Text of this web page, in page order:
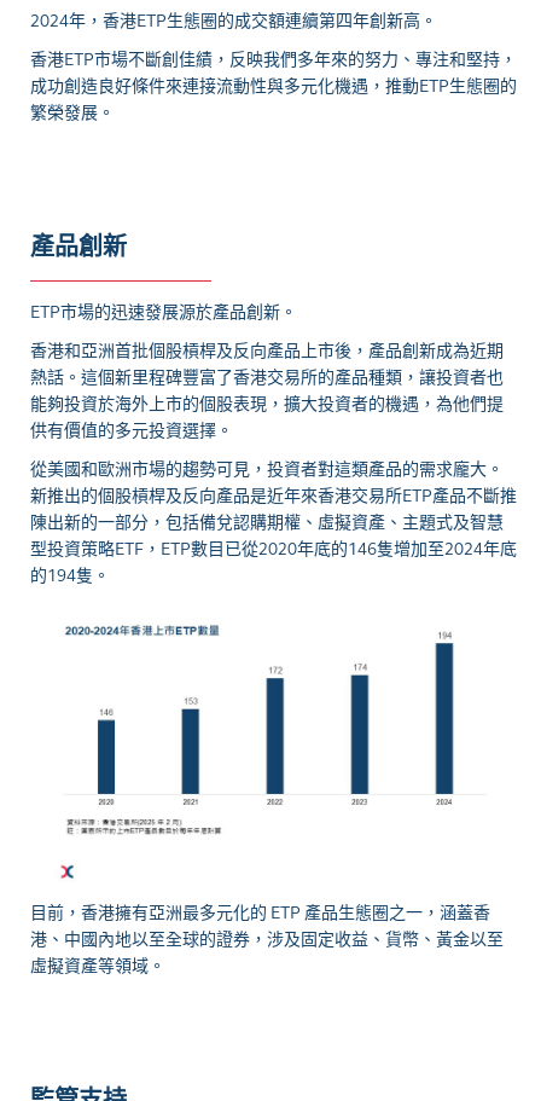
2024年，香港ETP生態圈的成交額連續第四年創新高。
香港ETP市場不斷創佳績，反映我們多年來的努力、專注和堅持，
成功創造良好條件來連接流動性與多元化機遇，推動ETP生態圈的
繁榮發展。
產品創新
ETP市場的迅速發展源於產品創新。
香港和亞洲首批個股槓桿及反向產品上市後，產品創新成為近期
熱話。這個新里程碑豐富了香港交易所的產品種類，讓投資者也
能夠投資於海外上市的個股表現，擴大投資者的機遇，為他們提
供有價值的多元投資選擇。
從美國和歐洲市場的趨勢可見，投資者對這類產品的需求龐大。
新推出的個股槓桿及反向產品是近年來香港交易所ETP產品不斷推
陳出新的一部分，包括備兌認購期權、虛擬資產、主題式及智慧
型投資策略ETF，ETP數目已從2020年底的146隻增加至2024年底
的194隻。
目前，香港擁有亞洲最多元化的 ETP 產品生態圈之一，涵蓋香
港、中國內地以至全球的證券，涉及固定收益、貨幣、黃金以至
虛擬資產等領域。